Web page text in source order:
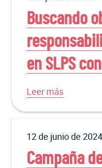
Buscando
en SLPS
Leer más
12 de junio de 2024
Campaña